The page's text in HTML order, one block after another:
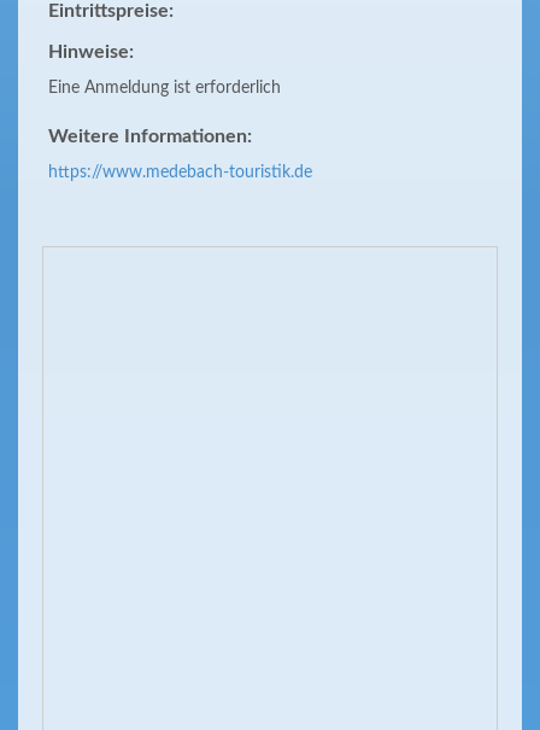
Eintrittspreise:
Hinweise:
Eine Anmeldung ist erforderlich
Weitere Informationen:
https://www.medebach-touristik.de